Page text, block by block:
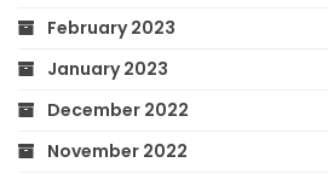
February 2023
January 2023
December 2022
November 2022